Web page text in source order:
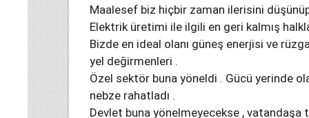
Maalesef biz hiçbir zaman ilerisini
Elektrik üretimi ile ilgili en geri kalmış
Bizde en ideal olanı güneş enerjisi ve
yel değirmenleri .
Özel sektör buna yöneldi . Gücü yerinde
nebze rahatladı .
Devlet buna yönelmeyecekse ,